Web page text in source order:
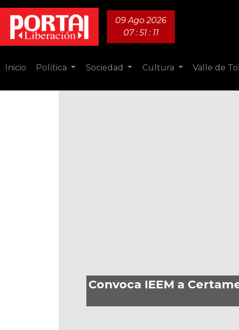
09 Ago 2026
07 : 51 : 12
Inicio Política Sociedad Cultura Valle de
Convoca IEEM a